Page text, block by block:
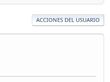
ACCIONES DEL USUARIO